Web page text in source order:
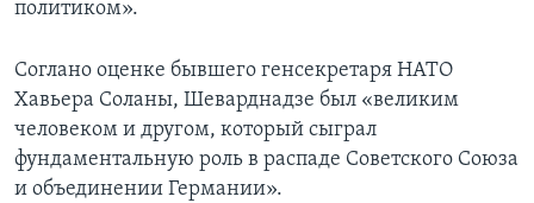
политиком».
Соглано оценке бывшего генсекретаря НАТО
Хавьера Соланы, Шеварднадзе был «великим
человеком и другом, который сыграл
фундаментальную роль в распаде Советского Союза
и объединении Германии».